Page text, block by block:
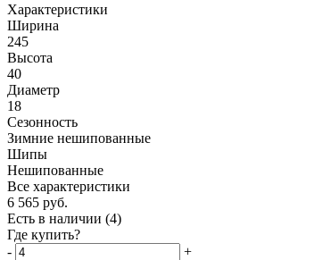
Характеристики
Ширина
245
Высота
40
Диаметр
18
Сезонность
Зимние нешипованные
Шипы
Нешипованные
Все характеристики
6 565 руб.
Есть в наличии (4)
Где купить?
-
+